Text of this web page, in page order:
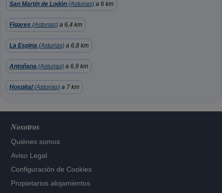
San Martín de Lodón (Asturias) a 6 km
Figares (Asturias) a 6,4 km
La Espina (Asturias) a 6,8 km
Antoñana (Asturias) a 6,9 km
Hospital(Asturias) a 7 km
Nosotros
Quiénes somos
Aviso Legal
Configuración de Cookies
Propietarios alojamientos